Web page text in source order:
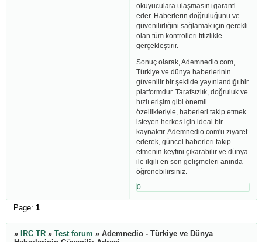
okuyuculara ulaşmasını garanti
eder. Haberlerin doğruluğunu ve
güvenilirliğini sağlamak için gerekli
olan tüm kontrolleri titizlikle
gerçekleştirir.
Sonuç olarak, Ademnedio.com,
Türkiye ve dünya haberlerinin
güvenilir bir şekilde yayınlandığı bir
platformdur. Tarafsızlık, doğruluk ve
hızlı erişim gibi önemli
özellikleriyle, haberleri takip etmek
isteyen herkes için ideal bir
kaynaktır. Ademnedio.com'u ziyaret
ederek, güncel haberleri takip
etmenin keyfini çıkarabilir ve dünya
ile ilgili en son gelişmeleri anında
öğrenebilirsiniz.
0
Page: 1
» IRC TR » Test forum » Ademnedio - Türkiye ve Dünya